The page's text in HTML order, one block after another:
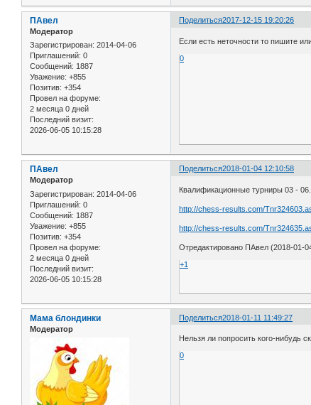
Поделиться2017-12-15 19:20:26
ПАвел
Модератор
Зарегистрирован: 2014-04-06
Приглашений: 0
Сообщений: 1887
Уважение: +855
Позитив: +354
Провел на форуме:
2 месяца 0 дней
Последний визит:
2026-06-05 10:15:28
Если есть неточности то пишите
0
Поделиться2018-01-04 12:10:58
ПАвел
Модератор
Зарегистрирован: 2014-04-06
Приглашений: 0
Сообщений: 1887
Уважение: +855
Позитив: +354
Провел на форуме:
2 месяца 0 дней
Последний визит:
2026-06-05 10:15:28
Квалификационные турниры 03 -
http://chess-results.com/
http://chess-results.com/
Отредактировано ПАвел (2018-01-
+1
Поделиться2018-01-11 11:49:27
Мама блондинки
Модератор
Нельзя ли попросить кого-нибудь
0